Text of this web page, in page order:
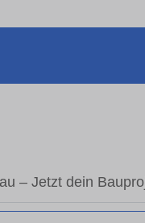
– Jetzt dein